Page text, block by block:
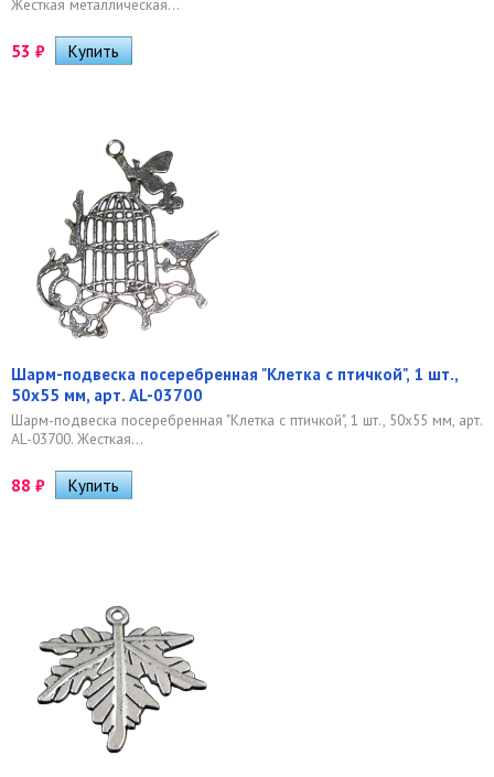
Жесткая металлическая...
53 ₽
Шарм-подвеска посеребренная "Клетка с птичкой", 1 шт.,
50х55 мм, арт. AL-03700
Шарм-подвеска посеребренная "Клетка с птичкой", 1 шт., 50х55 мм, арт.
AL-03700. Жесткая...
88 ₽